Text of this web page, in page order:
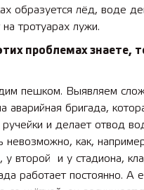
образуется лёд, воде
на тротуарах лужи.
проблемах знаете,
пешком. Выявляем
аварийная бригада,
ручейки и делает отвод
невозможно, как,
у второй и у стадиона,
работает постоянно. А